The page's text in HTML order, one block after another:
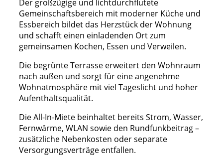
Der großzügige und lichtdurchflutete
Gemeinschaftsbereich mit moderner Küche und
Essbereich bildet das Herzstück der Wohnung
und schafft einen einladenden Ort zum
gemeinsamen Kochen, Essen und Verweilen.
Die begrünte Terrasse erweitert den Wohnraum
nach außen und sorgt für eine angenehme
Wohnatmosphäre mit viel Tageslicht und hoher
Aufenthaltsqualität.
Die All-In-Miete beinhaltet bereits Strom, Wasser,
Fernwärme, WLAN sowie den Rundfunkbeitrag –
zusätzliche Nebenkosten oder separate
Versorgungsverträge entfallen.